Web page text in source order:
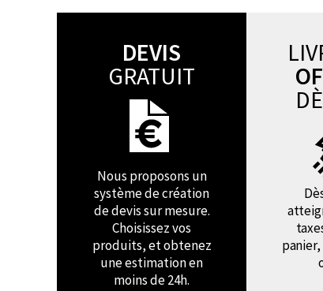
DEVIS
GRATUIT
Nous proposons un
système de création
de devis sur mesure.
Choisissez vos
produits, et obtenez
une estimation en
moins de 24h.